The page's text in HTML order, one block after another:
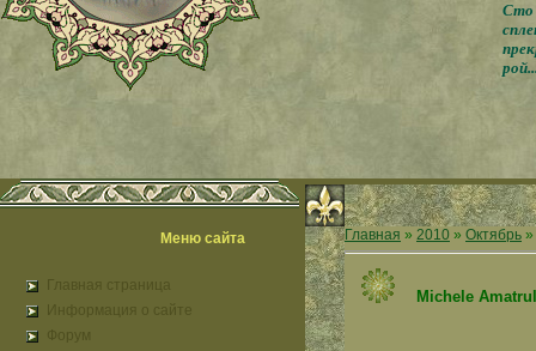
Сто
Меню сайта
Главная страница
Информация о сайте
Форум
Главная » 2010 » Октябрь »
Michele